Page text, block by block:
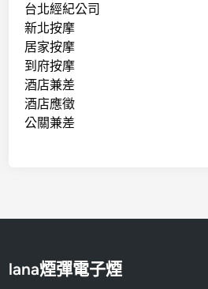
台北經紀公司
新北按摩
居家按摩
到府按摩
酒店兼差
酒店應徵
公關兼差
lana煙彈電子煙